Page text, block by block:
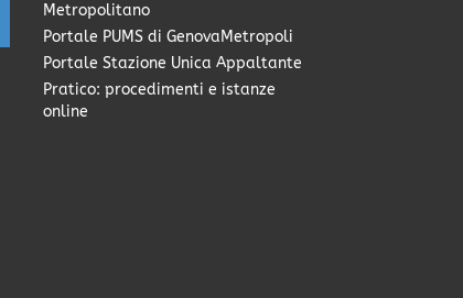
Metropolitano
Portale PUMS di GenovaMetropoli
Portale Stazione Unica Appaltante
Pratico: procedimenti e istanze
online